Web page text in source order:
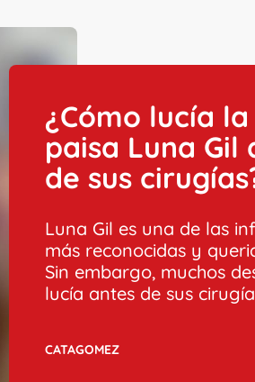
¿Cómo lucía
paisa Luna Gil
de sus
Luna Gil es una de las
más reconocidas y
Sin embargo, muchos
lucía antes de sus
CATAGOMEZ